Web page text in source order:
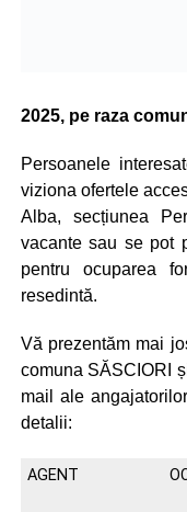
2025, pe raza
Persoanele
viziona ofertele
Alba, secțiunea
vacante sau se pot
pentru ocuparea
resedintă.
Vă prezentăm mai
comuna SĂSCIORI
mail ale
detalii:
AGENT